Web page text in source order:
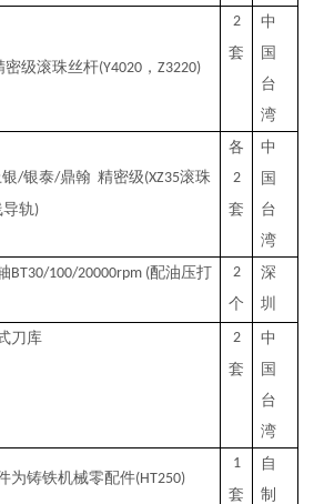
密级滚珠丝杆(Y4020 ，Z3220)
2
套
中
国
台
湾
银/银泰/鼎翰 精密级(XZ35滚珠
导轨)
各
2
套
中
国
台
湾
BT30/100/20000rpm (配油压打
2
个
深
圳
刀库
2
套
中
国
台
湾
为铸铁机械零配件(HT250)
1
套
自
制